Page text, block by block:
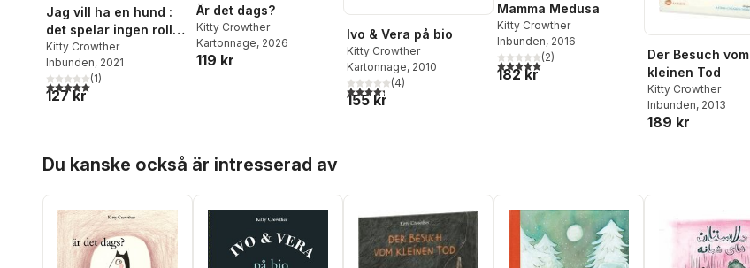
Jag vill ha en hund :
det spelar ingen roll
vilken!
Kitty Crowther
Inbunden, 2021
5,0utav 5 stjärnor. Totalt antal röster:
(1)
127 kr
Är det dags?
Kitty Crowther
Kartonnage, 2026
119 kr
Ivo & Vera på bio
Kitty Crowther
Kartonnage, 2010
4,3utav 5 stjärnor. Totalt antal röster:
(4)
155 kr
Mamma Medusa
Kitty Crowther
Inbunden, 2016
5,0utav 5 stjärnor. Totalt antal röster:
(2)
182 kr
Der Besuch vom
kleinen Tod
Kitty Crowther
Inbunden, 2013
189 kr
Du kanske också är intresserad av